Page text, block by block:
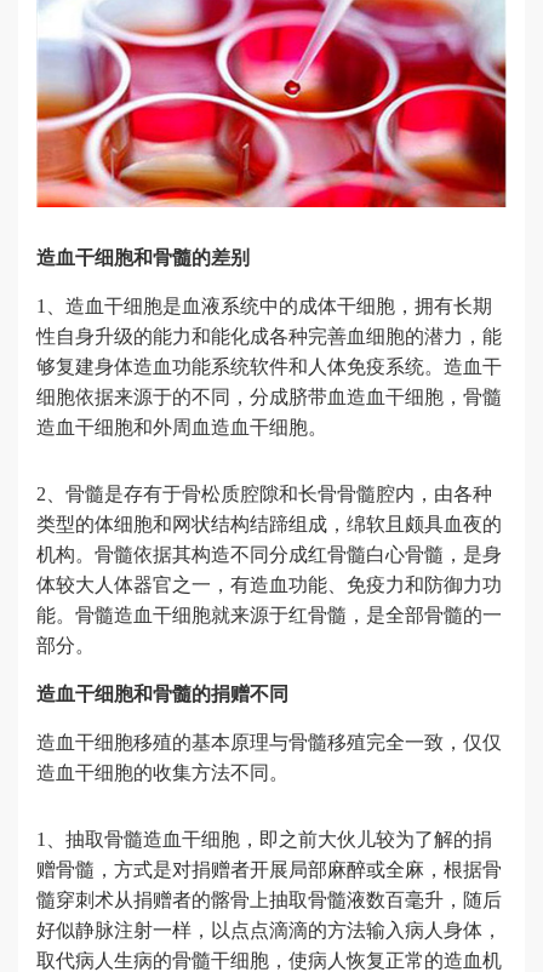
造血干细胞和骨髓的差别
1、造血干细胞是血液系统中的成体干细胞，拥有长期
性自身升级的能力和能化成各种完善血细胞的潜力，能
够复建身体造血功能系统软件和人体免疫系统。造血干
细胞依据来源于的不同，分成脐带血造血干细胞，骨髓
造血干细胞和外周血造血干细胞。
2、骨髓是存有于骨松质腔隙和长骨骨髓腔内，由各种
类型的体细胞和网状结构结蹄组成，绵软且颇具血夜的
机构。骨髓依据其构造不同分成红骨髓白心骨髓，是身
体较大人体器官之一，有造血功能、免疫力和防御力功
能。骨髓造血干细胞就来源于红骨髓，是全部骨髓的一
部分。
造血干细胞和骨髓的捐赠不同
造血干细胞移殖的基本原理与骨髓移殖完全一致，仅仅
造血干细胞的收集方法不同。
1、抽取骨髓造血干细胞，即之前大伙儿较为了解的捐
赠骨髓，方式是对捐赠者开展局部麻醉或全麻，根据骨
髓穿刺术从捐赠者的髂骨上抽取骨髓液数百毫升，随后
好似静脉注射一样，以点点滴滴的方法输入病人身体，
取代病人生病的骨髓干细胞，使病人恢复正常的造血机